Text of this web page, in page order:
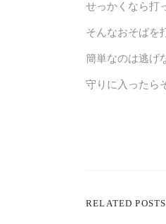
せっかくなら打
そんなおそばを
簡単なのは逃げ
守りに入ったら
RELATED POSTS